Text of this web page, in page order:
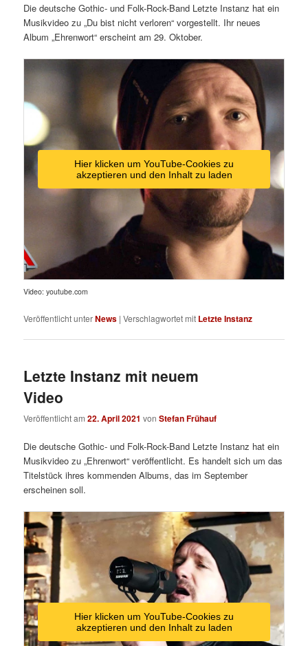
Die deutsche Gothic- und Folk-Rock-Band Letzte Instanz hat ein
Musikvideo zu „Du bist nicht verloren“ vorgestellt. Ihr neues
Album „Ehrenwort“ erscheint am 29. Oktober.
Hier klicken um YouTube-Cookies zu
akzeptieren und den Inhalt zu laden
Video: youtube.com
Veröffentlicht unterNews |Verschlagwortet mit Letzte Instanz
Letzte Instanz mit neuem
Video
Veröffentlicht am22. April 2021 vonStefan Frühauf
Die deutsche Gothic- und Folk-Rock-Band Letzte Instanz hat ein
Musikvideo zu „Ehrenwort“ veröffentlicht. Es handelt sich um das
Titelstück ihres kommenden Albums, das im September
erscheinen soll.
Hier klicken um YouTube-Cookies zu
akzeptieren und den Inhalt zu laden